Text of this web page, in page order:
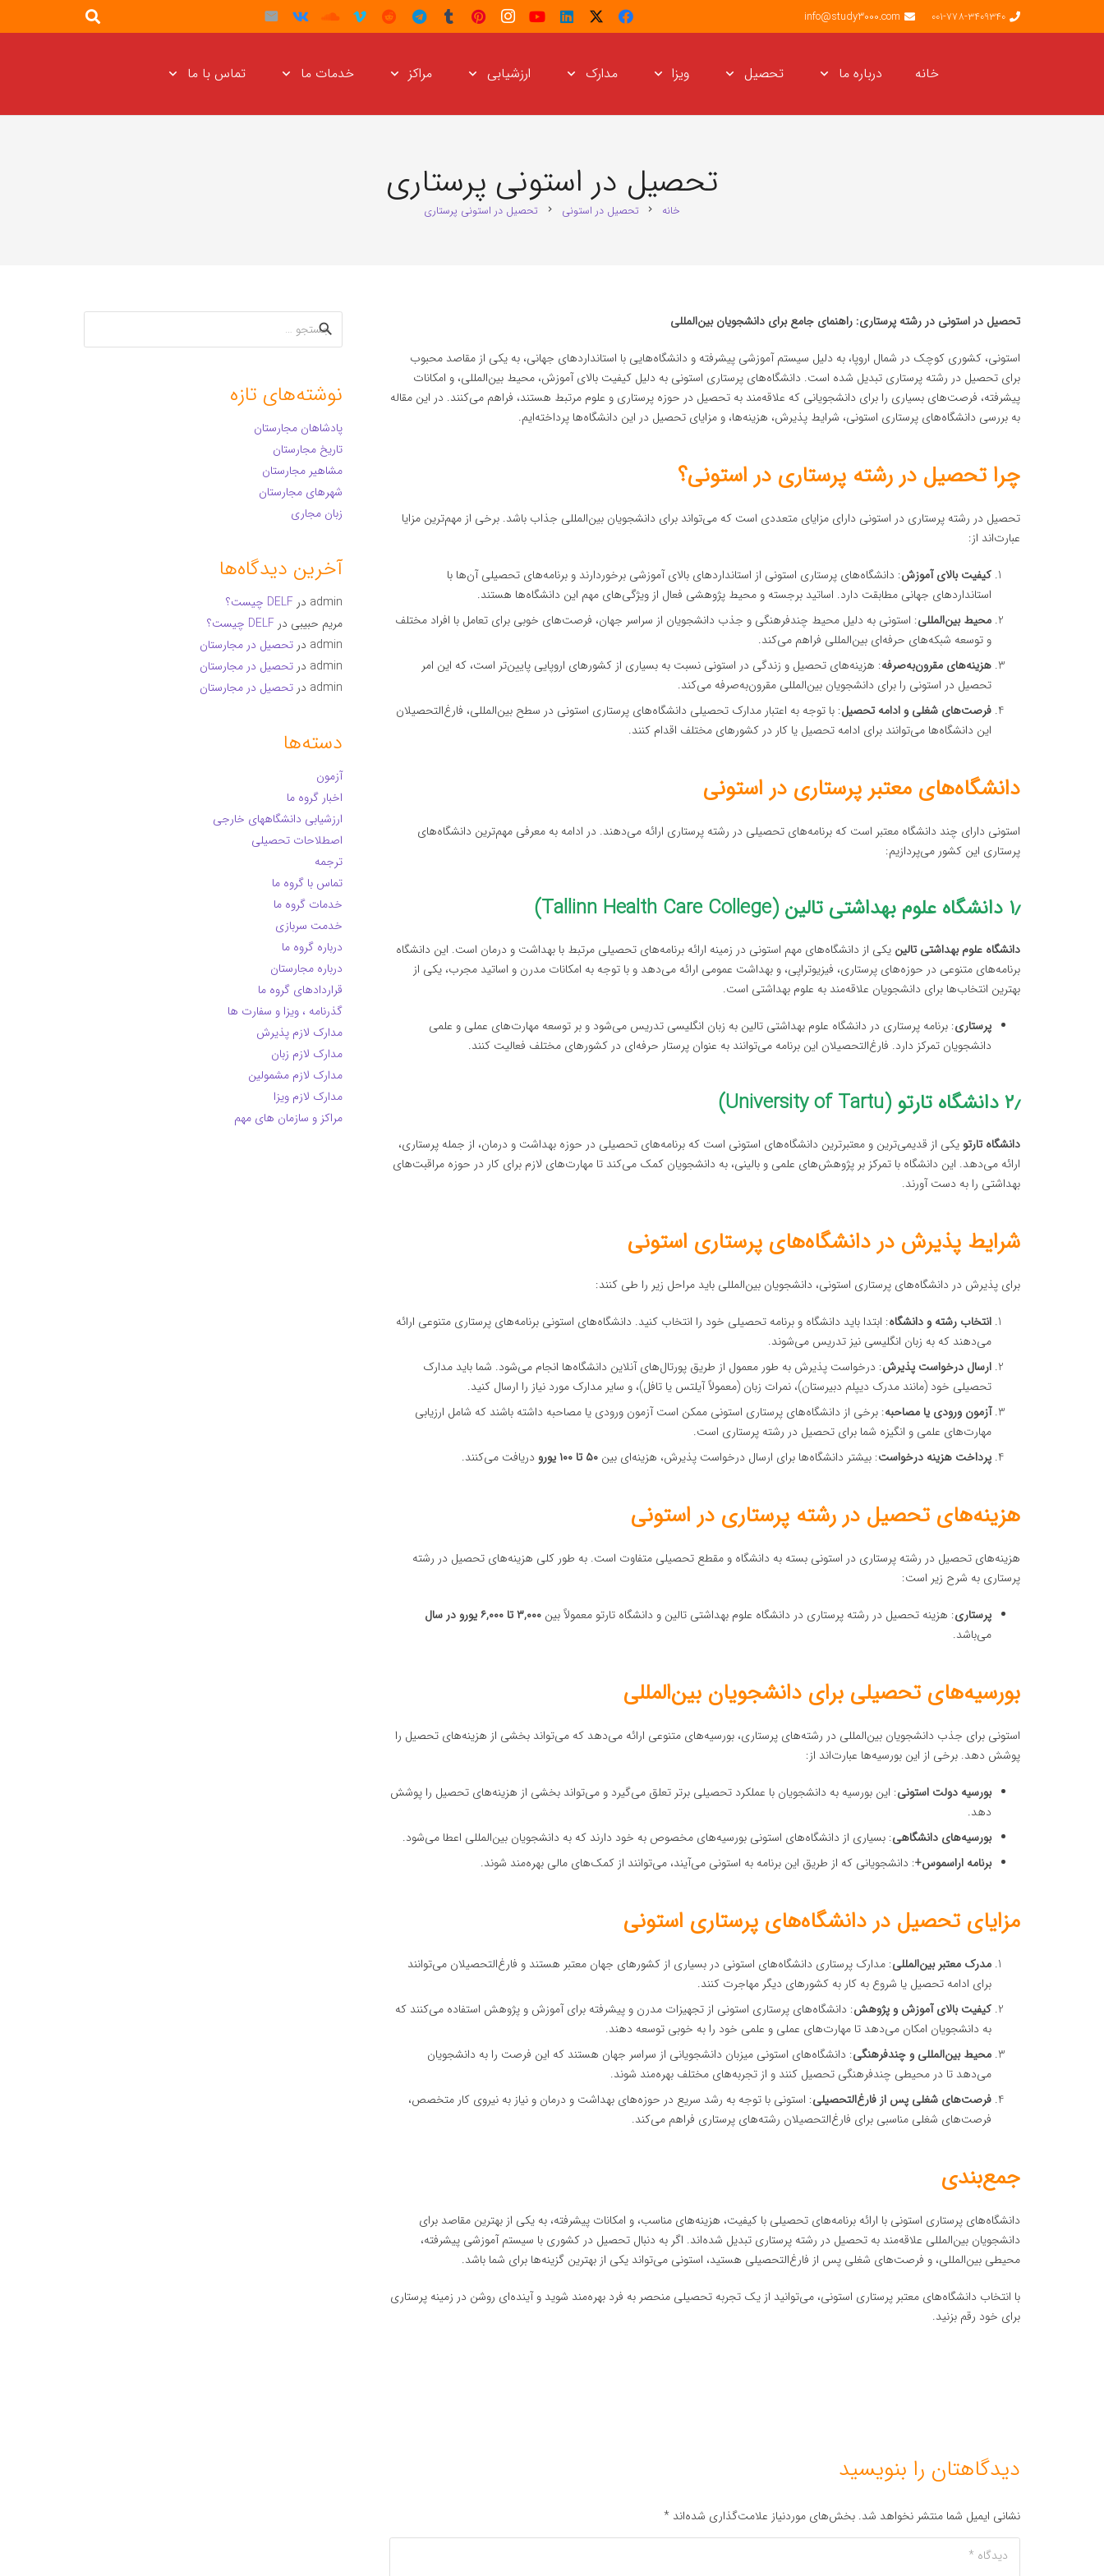
001-778-3409340
info@study3000.com
خانه درباره ما تحصیل ویزا مدارک ارزشیابی مراکز خدمات ما تماس با ما
تحصیل در استونی پرستاری
خانه chevron_right تحصیل در استونی chevron_right تحصیل در استونی پرستاری
تحصیل در استونی در رشته پرستاری: راهنمای جامع برای دانشجویان بین‌المللی
استونی، کشوری کوچک در شمال اروپا، به دلیل سیستم آموزشی پیشرفته و دانشگاه‌هایی با استانداردهای جهانی، به یکی از مقاصد محبوب
برای تحصیل در رشته پرستاری تبدیل شده است. دانشگاه‌های پرستاری استونی به دلیل کیفیت بالای آموزش، محیط بین‌المللی، و امکانات
پیشرفته، فرصت‌های بسیاری را برای دانشجویانی که علاقه‌مند به تحصیل در حوزه پرستاری و علوم مرتبط هستند، فراهم می‌کنند. در این مقاله
به بررسی دانشگاه‌های پرستاری استونی، شرایط پذیرش، هزینه‌ها، و مزایای تحصیل در این دانشگاه‌ها پرداخته‌ایم.
چرا تحصیل در رشته پرستاری در استونی؟
تحصیل در رشته پرستاری در استونی دارای مزایای متعددی است که می‌تواند برای دانشجویان بین‌المللی جذاب باشد. برخی از مهم‌ترین مزایا
عبارت‌اند از:
کیفیت بالای آموزش: دانشگاه‌های پرستاری استونی از استانداردهای بالای آموزشی برخوردارند و برنامه‌های تحصیلی آن‌ها با
استانداردهای جهانی مطابقت دارد. اساتید برجسته و محیط پژوهشی فعال از ویژگی‌های مهم این دانشگاه‌ها هستند.
محیط بین‌المللی: استونی به دلیل محیط چندفرهنگی و جذب دانشجویان از سراسر جهان، فرصت‌های خوبی برای تعامل با افراد مختلف
و توسعه شبکه‌های حرفه‌ای بین‌المللی فراهم می‌کند.
هزینه‌های مقرون‌به‌صرفه: هزینه‌های تحصیل و زندگی در استونی نسبت به بسیاری از کشورهای اروپایی پایین‌تر است، که این امر
تحصیل در استونی را برای دانشجویان بین‌المللی مقرون‌به‌صرفه می‌کند.
فرصت‌های شغلی و ادامه تحصیل: با توجه به اعتبار مدارک تحصیلی دانشگاه‌های پرستاری استونی در سطح بین‌المللی، فارغ‌التحصیلان
این دانشگاه‌ها می‌توانند برای ادامه تحصیل یا کار در کشورهای مختلف اقدام کنند.
دانشگاه‌های معتبر پرستاری در استونی
استونی دارای چند دانشگاه معتبر است که برنامه‌های تحصیلی در رشته پرستاری ارائه می‌دهند. در ادامه به معرفی مهم‌ترین دانشگاه‌های
پرستاری این کشور می‌پردازیم:
۱٫ دانشگاه علوم بهداشتی تالین (Tallinn Health Care College)
دانشگاه علوم بهداشتی تالین یکی از دانشگاه‌های مهم استونی در زمینه ارائه برنامه‌های تحصیلی مرتبط با بهداشت و درمان است. این دانشگاه
برنامه‌های متنوعی در حوزه‌های پرستاری، فیزیوتراپی، و بهداشت عمومی ارائه می‌دهد و با توجه به امکانات مدرن و اساتید مجرب، یکی از
بهترین انتخاب‌ها برای دانشجویان علاقه‌مند به علوم بهداشتی است.
پرستاری: برنامه پرستاری در دانشگاه علوم بهداشتی تالین به زبان انگلیسی تدریس می‌شود و بر توسعه مهارت‌های عملی و علمی
دانشجویان تمرکز دارد. فارغ‌التحصیلان این برنامه می‌توانند به عنوان پرستار حرفه‌ای در کشورهای مختلف فعالیت کنند.
۲٫ دانشگاه تارتو (University of Tartu)
دانشگاه تارتو یکی از قدیمی‌ترین و معتبرترین دانشگاه‌های استونی است که برنامه‌های تحصیلی در حوزه بهداشت و درمان، از جمله پرستاری،
ارائه می‌دهد. این دانشگاه با تمرکز بر پژوهش‌های علمی و بالینی، به دانشجویان کمک می‌کند تا مهارت‌های لازم برای کار در حوزه مراقبت‌های
بهداشتی را به دست آورند.
شرایط پذیرش در دانشگاه‌های پرستاری استونی
برای پذیرش در دانشگاه‌های پرستاری استونی، دانشجویان بین‌المللی باید مراحل زیر را طی کنند:
انتخاب رشته و دانشگاه: ابتدا باید دانشگاه و برنامه تحصیلی خود را انتخاب کنید. دانشگاه‌های استونی برنامه‌های پرستاری متنوعی ارائه
می‌دهند که به زبان انگلیسی نیز تدریس می‌شوند.
ارسال درخواست پذیرش: درخواست پذیرش به طور معمول از طریق پورتال‌های آنلاین دانشگاه‌ها انجام می‌شود. شما باید مدارک
تحصیلی خود (مانند مدرک دیپلم دبیرستان)، نمرات زبان (معمولاً آیلتس یا تافل)، و سایر مدارک مورد نیاز را ارسال کنید.
آزمون ورودی یا مصاحبه: برخی از دانشگاه‌های پرستاری استونی ممکن است آزمون ورودی یا مصاحبه داشته باشند که شامل ارزیابی
مهارت‌های علمی و انگیزه شما برای تحصیل در رشته پرستاری است.
پرداخت هزینه درخواست: بیشتر دانشگاه‌ها برای ارسال درخواست پذیرش، هزینه‌ای بین ۵۰ تا ۱۰۰ یورو دریافت می‌کنند.
هزینه‌های تحصیل در رشته پرستاری در استونی
هزینه‌های تحصیل در رشته پرستاری در استونی بسته به دانشگاه و مقطع تحصیلی متفاوت است. به طور کلی هزینه‌های تحصیل در رشته
پرستاری به شرح زیر است:
پرستاری: هزینه تحصیل در رشته پرستاری در دانشگاه علوم بهداشتی تالین و دانشگاه تارتو معمولاً بین ۳,۰۰۰ تا ۶,۰۰۰ یورو در سال
می‌باشد.
بورسیه‌های تحصیلی برای دانشجویان بین‌المللی
استونی برای جذب دانشجویان بین‌المللی در رشته‌های پرستاری، بورسیه‌های متنوعی ارائه می‌دهد که می‌تواند بخشی از هزینه‌های تحصیل را
پوشش دهد. برخی از این بورسیه‌ها عبارت‌اند از:
بورسیه دولت استونی: این بورسیه به دانشجویان با عملکرد تحصیلی برتر تعلق می‌گیرد و می‌تواند بخشی از هزینه‌های تحصیل را پوشش
دهد.
بورسیه‌های دانشگاهی: بسیاری از دانشگاه‌های استونی بورسیه‌های مخصوص به خود دارند که به دانشجویان بین‌المللی اعطا می‌شود.
برنامه اراسموس+: دانشجویانی که از طریق این برنامه به استونی می‌آیند، می‌توانند از کمک‌های مالی بهره‌مند شوند.
مزایای تحصیل در دانشگاه‌های پرستاری استونی
مدرک معتبر بین‌المللی: مدارک پرستاری دانشگاه‌های استونی در بسیاری از کشورهای جهان معتبر هستند و فارغ‌التحصیلان می‌توانند
برای ادامه تحصیل یا شروع به کار به کشورهای دیگر مهاجرت کنند.
کیفیت بالای آموزش و پژوهش: دانشگاه‌های پرستاری استونی از تجهیزات مدرن و پیشرفته برای آموزش و پژوهش استفاده می‌کنند که
به دانشجویان امکان می‌دهد تا مهارت‌های عملی و علمی خود را به خوبی توسعه دهند.
محیط بین‌المللی و چندفرهنگی: دانشگاه‌های استونی میزبان دانشجویانی از سراسر جهان هستند که این فرصت را به دانشجویان
می‌دهد تا در محیطی چندفرهنگی تحصیل کنند و از تجربه‌های مختلف بهره‌مند شوند.
فرصت‌های شغلی پس از فارغ‌التحصیلی: استونی با توجه به رشد سریع در حوزه‌های بهداشت و درمان و نیاز به نیروی کار متخصص،
فرصت‌های شغلی مناسبی برای فارغ‌التحصیلان رشته‌های پرستاری فراهم می‌کند.
جمع‌بندی
دانشگاه‌های پرستاری استونی با ارائه برنامه‌های تحصیلی با کیفیت، هزینه‌های مناسب، و امکانات پیشرفته، به یکی از بهترین مقاصد برای
دانشجویان بین‌المللی علاقه‌مند به تحصیل در رشته پرستاری تبدیل شده‌اند. اگر به دنبال تحصیل در کشوری با سیستم آموزشی پیشرفته،
محیطی بین‌المللی، و فرصت‌های شغلی پس از فارغ‌التحصیلی هستید، استونی می‌تواند یکی از بهترین گزینه‌ها برای شما باشد.
با انتخاب دانشگاه‌های معتبر پرستاری استونی، می‌توانید از یک تجربه تحصیلی منحصر به فرد بهره‌مند شوید و آینده‌ای روشن در زمینه پرستاری
برای خود رقم بزنید.
دیدگاهتان را بنویسید
نشانی ایمیل شما منتشر نخواهد شد. بخش‌های موردنیاز علامت‌گذاری شده‌اند *
جستجو
برای:
نوشته‌های تازه
پادشاهان مجارستان
تاریخ مجارستان
مشاهیر مجارستان
شهرهای مجارستان
زبان مجاری
آخرین دیدگاه‌ها
admin در DELF چیست؟
مریم حبیبی در DELF چیست؟
admin در تحصیل در مجارستان
admin در تحصیل در مجارستان
admin در تحصیل در مجارستان
دسته‌ها
آزمون
اخبار گروه ما
ارزشیابی دانشگاههای خارجی
اصطلاحات تحصیلی
ترجمه
تماس با گروه ما
خدمات گروه ما
خدمت سربازی
درباره گروه ما
درباره مجارستان
قراردادهای گروه ما
گذرنامه ، ویزا و سفارت ها
مدارک لازم پذیرش
مدارک لازم زبان
مدارک لازم مشمولین
مدارک لازم ویزا
مراکز و سازمان های مهم